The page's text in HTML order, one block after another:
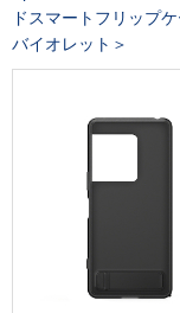
ドスマートフリップ
バイオレット＞